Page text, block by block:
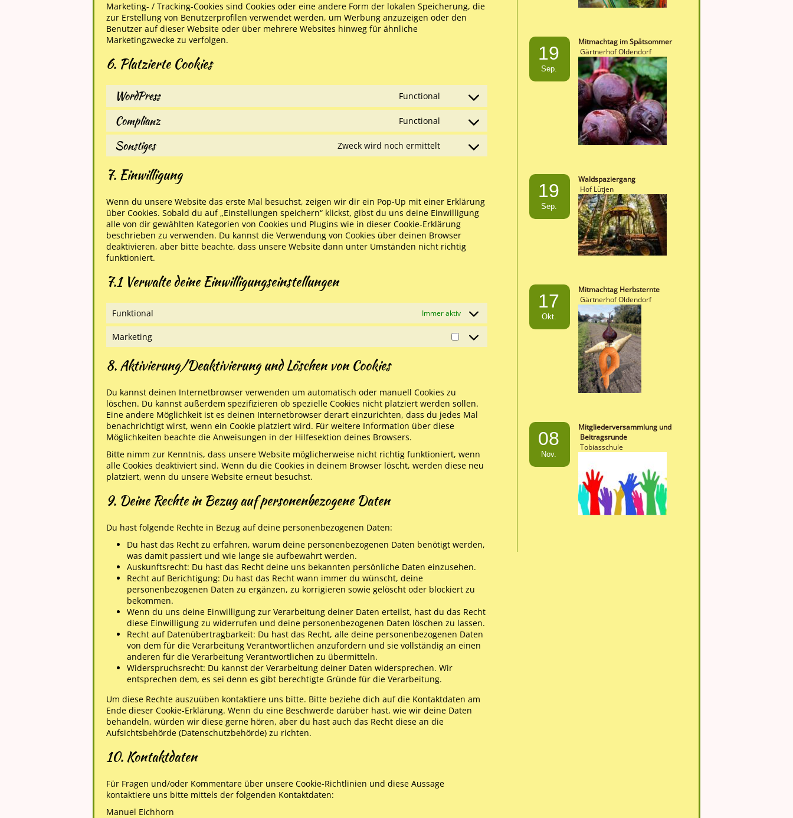
19
Sep.
Mitmachtag im Spätsommer
Gärtnerhof Oldendorf
19
Sep.
Waldspaziergang
Hof Lütjen
17
Okt.
Mitmachtag Herbsternte
Gärtnerhof Oldendorf
08
Nov.
Mitgliederversammlung und
Beitragsrunde
Tobiasschule
Marketing- / Tracking-Cookies sind Cookies oder eine andere Form der lokalen Speicherung, die
zur Erstellung von Benutzerprofilen verwendet werden, um Werbung anzuzeigen oder den
Benutzer auf dieser Website oder über mehrere Websites hinweg für ähnliche
Marketingzwecke zu verfolgen.
6. Platzierte Cookies
WordPress Functional
Complianz Functional
Sonstiges Zweck wird noch ermittelt
7. Einwilligung
Wenn du unsere Website das erste Mal besuchst, zeigen wir dir ein Pop-Up mit einer Erklärung
über Cookies. Sobald du auf „Einstellungen speichern“ klickst, gibst du uns deine Einwilligung
alle von dir gewählten Kategorien von Cookies und Plugins wie in dieser Cookie-Erklärung
beschrieben zu verwenden. Du kannst die Verwendung von Cookies über deinen Browser
deaktivieren, aber bitte beachte, dass unsere Website dann unter Umständen nicht richtig
funktioniert.
7.1 Verwalte deine Einwilligungseinstellungen
Funktional Immer aktiv
Marketing
8. Aktivierung/Deaktivierung und Löschen von Cookies
Du kannst deinen Internetbrowser verwenden um automatisch oder manuell Cookies zu
löschen. Du kannst außerdem spezifizieren ob spezielle Cookies nicht platziert werden sollen.
Eine andere Möglichkeit ist es deinen Internetbrowser derart einzurichten, dass du jedes Mal
benachrichtigt wirst, wenn ein Cookie platziert wird. Für weitere Information über diese
Möglichkeiten beachte die Anweisungen in der Hilfesektion deines Browsers.
Bitte nimm zur Kenntnis, dass unsere Website möglicherweise nicht richtig funktioniert, wenn
alle Cookies deaktiviert sind. Wenn du die Cookies in deinem Browser löscht, werden diese neu
platziert, wenn du unsere Website erneut besuchst.
9. Deine Rechte in Bezug auf personenbezogene Daten
Du hast folgende Rechte in Bezug auf deine personenbezogenen Daten:
Du hast das Recht zu erfahren, warum deine personenbezogenen Daten benötigt werden,
was damit passiert und wie lange sie aufbewahrt werden.
Auskunftsrecht: Du hast das Recht deine uns bekannten persönliche Daten einzusehen.
Recht auf Berichtigung: Du hast das Recht wann immer du wünscht, deine
personenbezogenen Daten zu ergänzen, zu korrigieren sowie gelöscht oder blockiert zu
bekommen.
Wenn du uns deine Einwilligung zur Verarbeitung deiner Daten erteilst, hast du das Recht
diese Einwilligung zu widerrufen und deine personenbezogenen Daten löschen zu lassen.
Recht auf Datenübertragbarkeit: Du hast das Recht, alle deine personenbezogenen Daten
von dem für die Verarbeitung Verantwortlichen anzufordern und sie vollständig an einen
anderen für die Verarbeitung Verantwortlichen zu übermitteln.
Widerspruchsrecht: Du kannst der Verarbeitung deiner Daten widersprechen. Wir
entsprechen dem, es sei denn es gibt berechtigte Gründe für die Verarbeitung.
Um diese Rechte auszuüben kontaktiere uns bitte. Bitte beziehe dich auf die Kontaktdaten am
Ende dieser Cookie-Erklärung. Wenn du eine Beschwerde darüber hast, wie wir deine Daten
behandeln, würden wir diese gerne hören, aber du hast auch das Recht diese an die
Aufsichtsbehörde (Datenschutzbehörde) zu richten.
10. Kontaktdaten
Für Fragen und/oder Kommentare über unsere Cookie-Richtlinien und diese Aussage
kontaktiere uns bitte mittels der folgenden Kontaktdaten:
Manuel Eichhorn